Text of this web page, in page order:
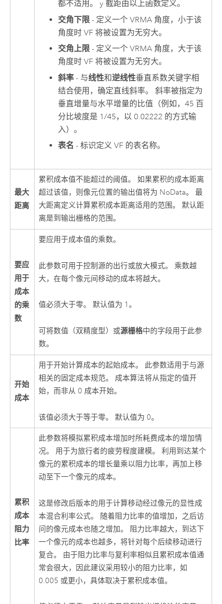
都不适用。 y 截距由以上函数定义。
交角下限 - 定义一个 VRMA 角度，小于该
角度时 VF 将被设置为无穷大。
交角上限 - 定义一个 VRMA 角度，大于该
角度时 VF 将被设置为无穷大。
斜率 - 与线性和逆线性垂直系数关键字相
结合使用，确定直线斜率。 斜率被指定为
垂直增量与水平增量的比值（例如，45 百
分比坡度是 1/45，以 0.02222 的方式输
入）。
表名 - 标识定义 VF 的表名称。
最大
距离
累积成本值不能超过的阈值。 如果累积的成本距离
超过该值，则像元位置的输出值将为 NoData。 最
大距离定义计算累积成本距离适用的范围。 默认距
离是到输出栅格的范围。
要应
用于
成本
的乘
数
要应用于成本值的乘数。
此参数可用于控制源的出行或放大模式。 乘数越
大，在每个像元间移动的成本将越大。
值必须大于零。 默认值为 1。
可将数值（双精度型）或源栅格中的字段用于此参
数。
开始
成本
用于开始计算成本的起始成本。 此参数适用于与源
相关的固定成本规范。 成本算法将从指定的值开
始，而非从 0 成本开始。
该值必须大于等于零。 默认值为 0。
累积
成本
阻力
比率
此参数将模拟累积成本增加时所耗费成本的增加情
况。 用于为旅行者的疲劳程度建模。 利用到达某个
像元的累积成本的增长量乘以阻力比率，再加上移
动至下一个像元的成本。
这是修改后版本的用于计算移动经过像元的显性成
本混合利率公式。 随着阻力比率的值增加，之后访
问的像元成本也随之增加。 阻力比率越大，到达下
一个像元的成本也越多，将针对每个后续移动进行
复合。 由于阻力比率与复利率相似且累积成本值通
常会很大，因此建议采用较小的阻力比率，如
0.005 或更小，具体取决于累积成本值。